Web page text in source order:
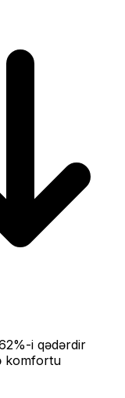
%-i qədərdir
komfortu